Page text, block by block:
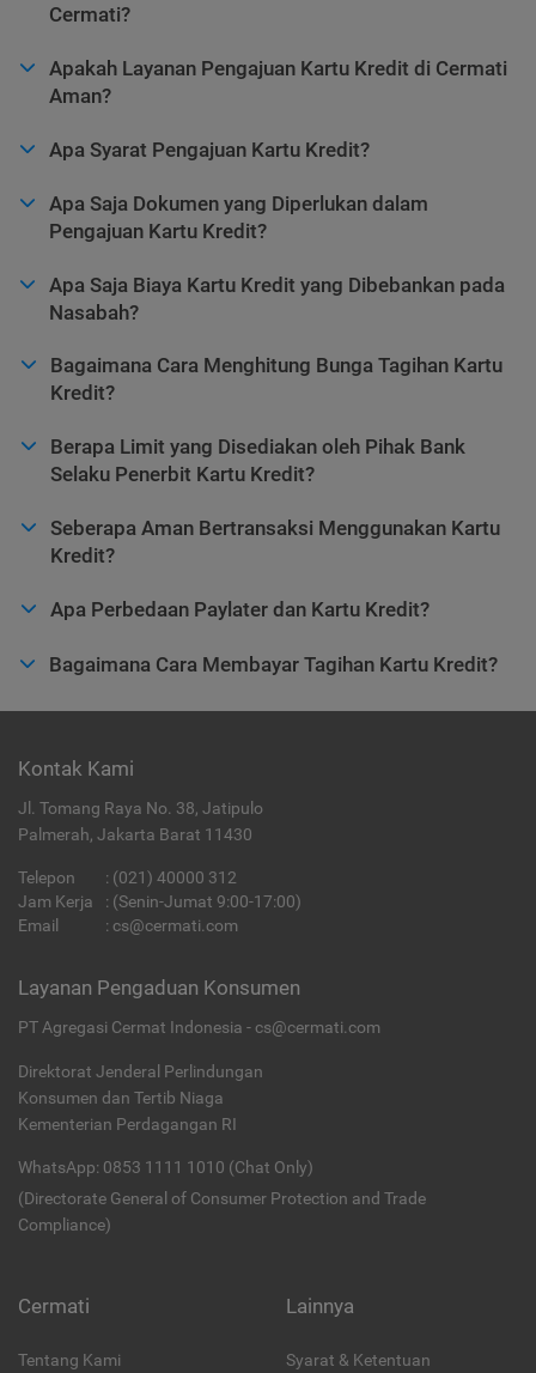
Cermati?
Apakah Layanan Pengajuan Kartu Kredit di Cermati
Aman?
Apa Syarat Pengajuan Kartu Kredit?
Apa Saja Dokumen yang Diperlukan dalam
Pengajuan Kartu Kredit?
Apa Saja Biaya Kartu Kredit yang Dibebankan pada
Nasabah?
Bagaimana Cara Menghitung Bunga Tagihan Kartu
Kredit?
Berapa Limit yang Disediakan oleh Pihak Bank
Selaku Penerbit Kartu Kredit?
Seberapa Aman Bertransaksi Menggunakan Kartu
Kredit?
Apa Perbedaan Paylater dan Kartu Kredit?
Bagaimana Cara Membayar Tagihan Kartu Kredit?
Kontak Kami
Jl. Tomang Raya No. 38, Jatipulo
Palmerah, Jakarta Barat 11430
Telepon : (021) 40000 312
Jam Kerja
: (Senin-Jumat 9:00-17:00)
Email
: cs@cermati.com
Layanan Pengaduan Konsumen
PT Agregasi Cermat Indonesia - cs@cermati.com
Direktorat Jenderal Perlindungan
Konsumen dan Tertib Niaga
Kementerian Perdagangan RI
WhatsApp: 0853 1111 1010 (Chat Only)
(Directorate General of Consumer Protection and Trade
Compliance)
Cermati
Tentang Kami
Lainnya
Syarat & Ketentuan